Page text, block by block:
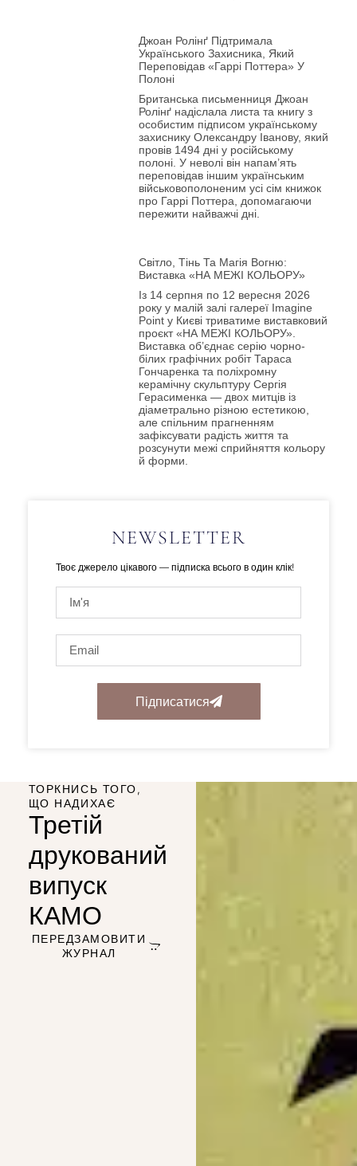
Джоан Ролінґ Підтримала
Українського Захисника, Який
Переповідав «Гаррі Поттера» У
Полоні
Британська письменниця Джоан
Ролінґ надіслала листа та книгу з
особистим підписом українському
захиснику Олександру Іванову, який
провів 1494 дні у російському
полоні. У неволі він напам’ять
переповідав іншим українським
військовополоненим усі сім книжок
про Гаррі Поттера, допомагаючи
пережити найважчі дні.
Світло, Тінь Та Магія Вогню:
Виставка «НА МЕЖІ КОЛЬОРУ»
Із 14 серпня по 12 вересня 2026
року у малій залі галереї Imagine
Point у Києві триватиме виставковий
проєкт «НА МЕЖІ КОЛЬОРУ».
Виставка об’єднає серію чорно-
білих графічних робіт Тараса
Гончаренка та поліхромну
керамічну скульптуру Сергія
Герасименка — двох митців із
діаметрально різною естетикою,
але спільним прагненням
зафіксувати радість життя та
розсунути межі сприйняття кольору
й форми.
NEWSLETTER
Твоє джерело цікавого — підписка всього в один клік!
Підписатися
ТОРКНИСЬ ТОГО,
ЩО НАДИХАЄ
Третій
друкований
випуск
КАМО
ПЕРЕДЗАМОВИТИ
ЖУРНАЛ